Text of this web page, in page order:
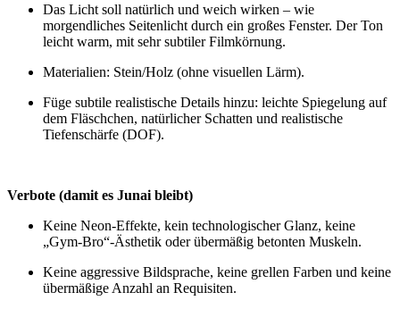
Das Licht soll natürlich und weich wirken – wie
morgendliches Seitenlicht durch ein großes Fenster. Der Ton
leicht warm, mit sehr subtiler Filmkörnung.
Materialien: Stein/Holz (ohne visuellen Lärm).
Füge subtile realistische Details hinzu: leichte Spiegelung auf
dem Fläschchen, natürlicher Schatten und realistische
Tiefenschärfe (DOF).
Verbote (damit es Junai bleibt)
Keine Neon‑Effekte, kein technologischer Glanz, keine
„Gym‑Bro“-Ästhetik oder übermäßig betonten Muskeln.
Keine aggressive Bildsprache, keine grellen Farben und keine
übermäßige Anzahl an Requisiten.